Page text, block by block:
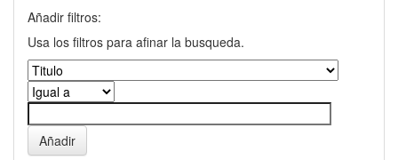
Añadir filtros:
Usa los filtros para afinar la busqueda.